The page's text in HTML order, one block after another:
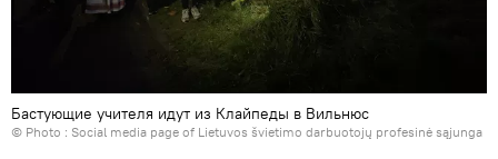
Бастующие учителя идут из Клайпеды в Вильнюс
© Photo : Social media page of Lietuvos švietimo darbuotojų profesinė sąjunga